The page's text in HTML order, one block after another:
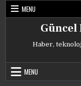
Skip
MENU
Güncel
Haber,
MENU